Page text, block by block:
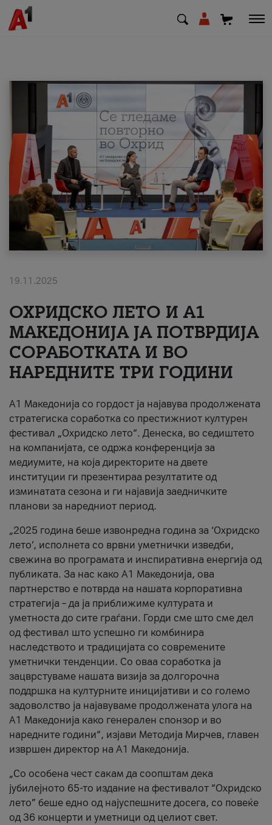
МК SQ
Приватни Деловни
Поддршка
Надополни кредит
#ПодобарОнлајн
19.11.2025
ОХРИДСКО ЛЕТО И A1
МАКЕДОНИЈА ЈА ПОТВРДИЈА
СОРАБОТКАТА И ВО
НАРЕДНИТЕ ТРИ ГОДИНИ
A1 Македонија со гордост ја најавува продолжената
стратегиска соработка со престижниот културен
фестивал „Охридско лето“. Денеска, во седиштето
на компанијата, се одржа конференција за
медиумите, на која директорите на двете
институции ги презентираа резултатите од
изминатата сезона и ги најавија заедничките
планови за наредниот период.
„2025 година беше извонредна година за ‘Охридско
лето’, исполнета со врвни уметнички изведби,
свежина во програмата и инспиративна енергија од
публиката. За нас како A1 Македонија, ова
партнерство е потврда на нашата корпоративна
стратегија – да ја приближиме културата и
уметноста до сите граѓани. Горди сме што сме дел
од фестивал што успешно ги комбинира
наследството и традицијата со современите
уметнички тенденции. Со оваа соработка ја
зацврстуваме нашата визија за долгорочна
поддршка на културните иницијативи и со големо
задоволство ја најавуваме продолжената улога на
A1 Македонија како генерален спонзор и во
наредните години“, изјави Методија Мирчев, главен
извршен директор на A1 Македонија.
„Со особена чест сакам да соопштам дека
јубилејното 65-то издание на фестивалот “Охридско
лето” беше едно од најуспешните досега, со повеќе
од 36 концерти и уметници од целиот свет.